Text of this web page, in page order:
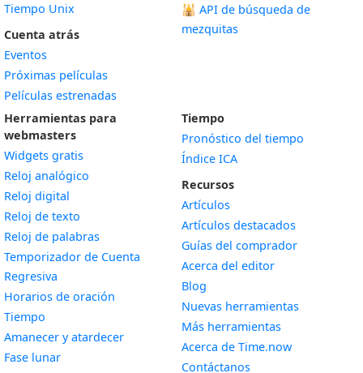
Tiempo Unix
Cuenta atrás
Eventos
Próximas películas
Películas estrenadas
🕌 API de búsqueda de
mezquitas
Herramientas para
webmasters
Widgets gratis
Reloj analógico
Reloj digital
Reloj de texto
Reloj de palabras
Temporizador de Cuenta
Regresiva
Horarios de oración
Tiempo
Amanecer y atardecerWidget
Fase lunarWidget
Tiempo
Pronóstico del tiempo
Índice ICA
Recursos
Artículos
Artículos destacados
Guías del comprador
Acerca del editor
Blog
Nuevas herramientas
Más herramientas
Acerca de Time.now
Contáctanos